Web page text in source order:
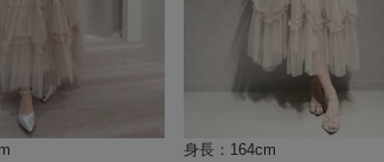
身長：164cm